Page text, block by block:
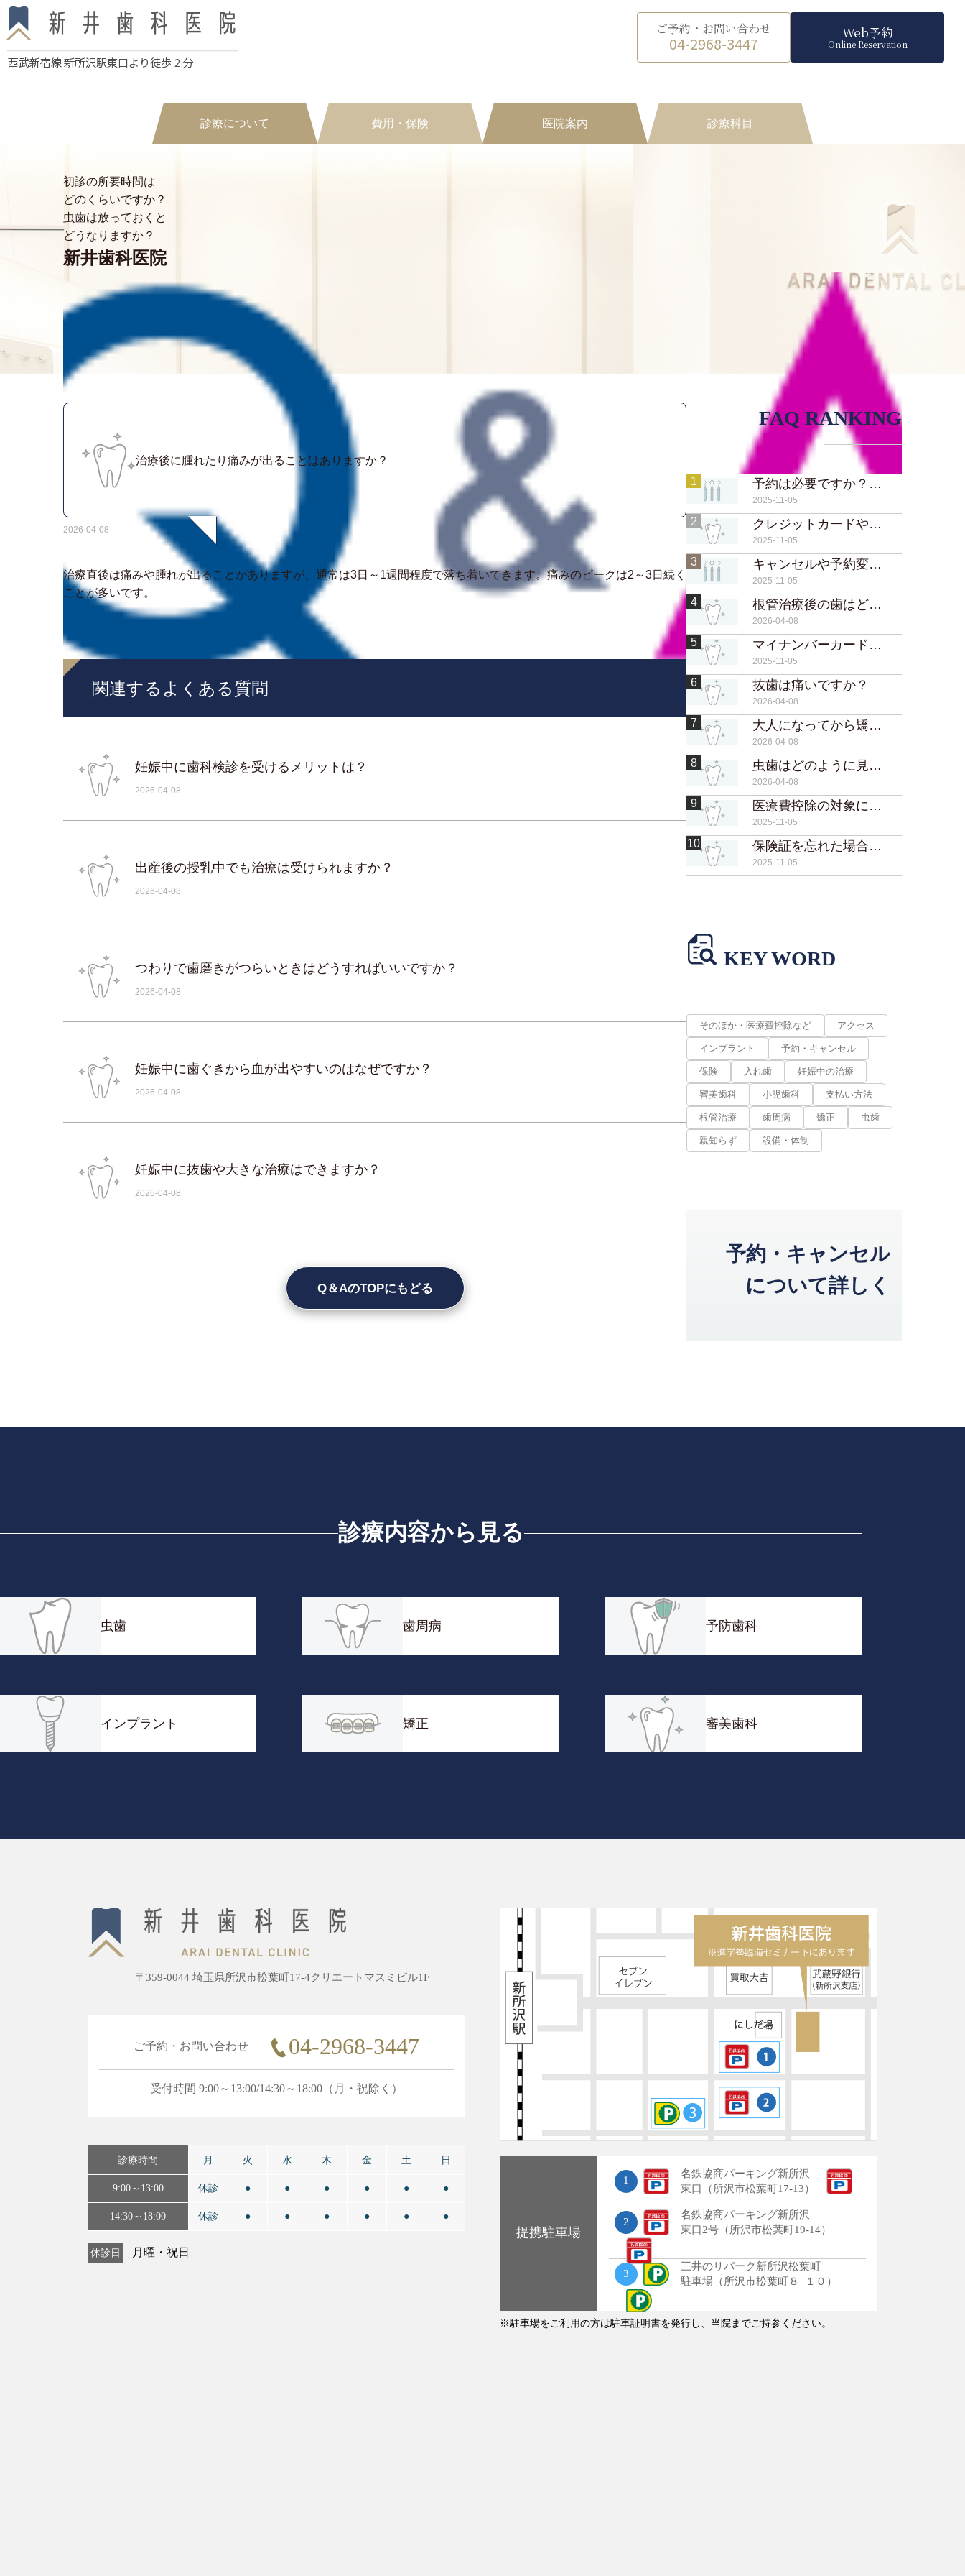
ご予約・お問い合わせ
04-2968-3447
Web予約
Online Reservation
診療について 費用・保険 医院案内 診療科目
初診の所要時間は
どのくらいですか？
虫歯は放っておくと
どうなりますか？
新井歯科医院
ポータル
治療後に腫れたり痛みが出ることはありますか？
2026-04-08
治療直後は痛みや腫れが出ることがありますが、通常は3日～1週間程度で落ち着いてきます。痛みのピークは2～3日続く
ことが多いです。
関連するよくある質問
妊娠中に歯科検診を受けるメリットは？
2026-04-08
出産後の授乳中でも治療は受けられますか？
2026-04-08
つわりで歯磨きがつらいときはどうすればいいですか？
2026-04-08
妊娠中に歯ぐきから血が出やすいのはなぜですか？
2026-04-08
妊娠中に抜歯や大きな治療はできますか？
2026-04-08
Q＆AのTOPにもどる
FAQ RANKING
1 予約は必要ですか？当日予約や急患対応は可能ですか？
2025-11-05
2 クレジットカードや電子マネーは使えますか？
2025-11-05
3 キャンセルや予約変更はいつまでに連絡すればいいですか？
2025-11-05
4 根管治療後の歯はどのくらい持ちますか？
2026-04-08
5 マイナンバーカードの保険証でも取り扱えますか？
2025-11-05
6 抜歯は痛いですか？
2026-04-08
7 大人になってから矯正するメリットは？
2026-04-08
8 虫歯はどのように見つけられますか？
2026-04-08
9 医療費控除の対象になりますか？
2025-11-05
10 保険証を忘れた場合はどうなりますか？
2025-11-05
KEY WORD
そのほか・医療費控除など アクセス
インプラント 予約・キャンセル
保険 入れ歯 妊娠中の治療
審美歯科 小児歯科 支払い方法
根管治療 歯周病 矯正 虫歯
親知らず 設備・体制
予約・キャンセル
について詳しく
診療内容から見る
虫歯 歯周病 予防歯科
インプラント 矯正 審美歯科
〒359-0044 埼玉県所沢市松葉町17-4クリエートマスミビル1F
ご予約・お問い合わせ 04-2968-3447
受付時間 9:00～13:00/14:30～18:00 （月・祝除く）
診療時間 月 火 水 木 金 土 日
9:00～13:00 休診 ● ● ● ● ● ●
14:30～18:00 休診 ● ● ● ● ● ●
休診日 月曜・祝日
提携駐車場
1
名鉄協商パーキング新所沢
東口（所沢市松葉町17-13）
2
名鉄協商パーキング新所沢
東口2号（所沢市松葉町19-14）
3
三井のリパーク新所沢松葉町
駐車場（所沢市松葉町８−１０）
駐車場をご利用の方は駐車証明書を発行し、当院までご持参ください。